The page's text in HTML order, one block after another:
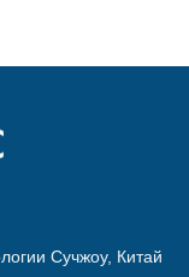
Сучжоу, Китай